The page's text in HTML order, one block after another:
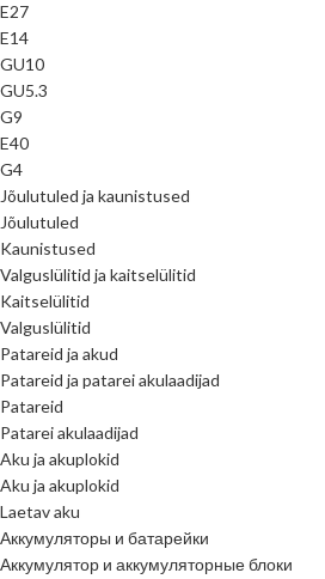
E27
E14
GU10
GU5.3
G9
E40
G4
Jõulutuled ja kaunistused
Jõulutuled
Kaunistused
Valguslülitid ja kaitselülitid
Kaitselülitid
Valguslülitid
Patareid ja akud
Patareid ja patarei akulaadijad
Patareid
Patarei akulaadijad
Aku ja akuplokid
Aku ja akuplokid
Laetav aku
Аккумуляторы и батарейки
Аккумулятор и аккумуляторные блоки